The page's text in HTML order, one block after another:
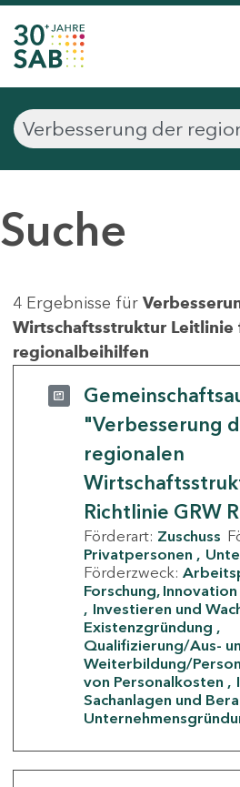
Suche
4 Ergebnisse für
Wirtschaftsstruktur Leitlinie
regionalbeihilfen
"Verbesserung
regionalen
Richtlinie GRW
Förderart: Zuschuss
Privatpersonen
Förderzweck:
Forschung,
Investieren und
Existenzgründung
Qualifizierung/Aus-
Weiterbildung/
von Personalkosten
Sachanlagen und